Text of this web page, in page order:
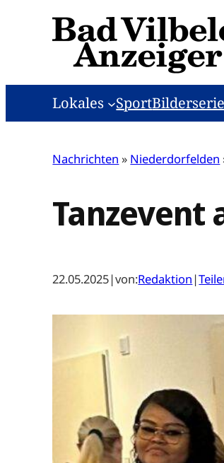
Lokales Sport
Nachrichten » Niederdorfelden
Tanzevent
22.05.2025|von:Redaktion |